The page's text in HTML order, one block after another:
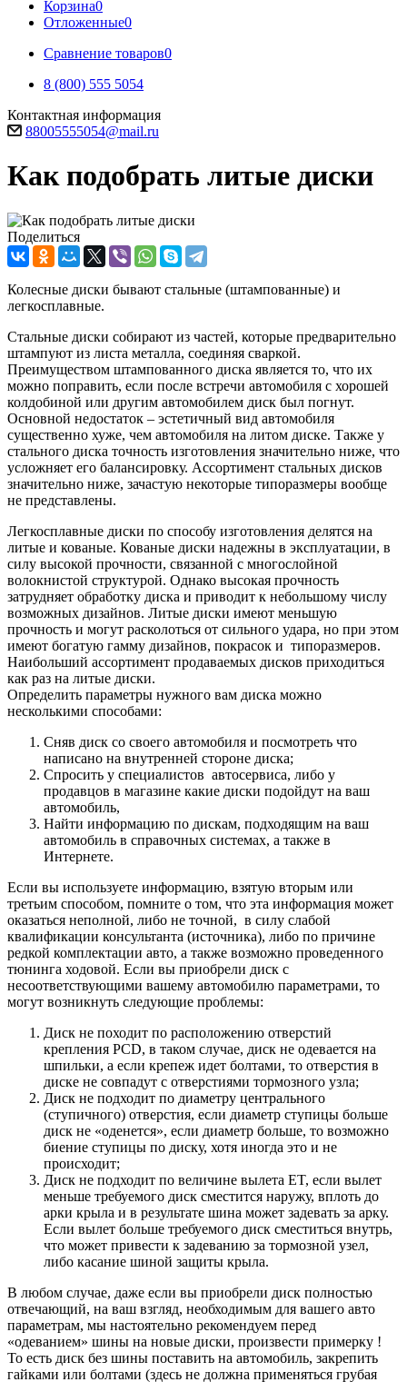
Корзина0
Отложенные0
Сравнение товаров0
8 (800) 555 5054
Контактная информация
88005555054@mail.ru
Как подобрать литые диски
Поделиться
Колесные диски бывают стальные (штампованные) и
легкосплавные.
Стальные диски собирают из частей, которые предварительно
штампуют из листа металла, соединяя сваркой.
Преимуществом штампованного диска является то, что их
можно поправить, если после встречи автомобиля с хорошей
колдобиной или другим автомобилем диск был погнут.
Основной недостаток – эстетичный вид автомобиля
существенно хуже, чем автомобиля на литом диске. Также у
стального диска точность изготовления значительно ниже, что
усложняет его балансировку. Ассортимент стальных дисков
значительно ниже, зачастую некоторые типоразмеры вообще
не представлены.
Легкосплавные диски по способу изготовления делятся на
литые и кованые. Кованые диски надежны в эксплуатации, в
силу высокой прочности, связанной с многослойной
волокнистой структурой. Однако высокая прочность
затрудняет обработку диска и приводит к небольшому числу
возможных дизайнов. Литые диски имеют меньшую
прочность и могут расколоться от сильного удара, но при этом
имеют богатую гамму дизайнов, покрасок и типоразмеров.
Наибольший ассортимент продаваемых дисков приходиться
как раз на литые диски.
Определить параметры нужного вам диска можно
несколькими способами:
Сняв диск со своего автомобиля и посмотреть что
написано на внутренней стороне диска;
Спросить у специалистов автосервиса, либо у
продавцов в магазине какие диски подойдут на ваш
автомобиль,
Найти информацию по дискам, подходящим на ваш
автомобиль в справочных системах, а также в
Интернете.
Если вы используете информацию, взятую вторым или
третьим способом, помните о том, что эта информация может
оказаться неполной, либо не точной, в силу слабой
квалификации консультанта (источника), либо по причине
редкой комплектации авто, а также возможно проведенного
тюнинга ходовой. Если вы приобрели диск с
несоответствующими вашему автомобилю параметрами, то
могут возникнуть следующие проблемы:
Диск не походит по расположению отверстий
крепления PCD, в таком случае, диск не одевается на
шпильки, а если крепеж идет болтами, то отверстия в
диске не совпадут с отверстиями тормозного узла;
Диск не подходит по диаметру центрального
(ступичного) отверстия, если диаметр ступицы больше
диск не «оденется», если диаметр больше, то возможно
биение ступицы по диску, хотя иногда это и не
происходит;
Диск не подходит по величине вылета ET, если вылет
меньше требуемого диск сместится наружу, вплоть до
арки крыла и в результате шина может задевать за арку.
Если вылет больше требуемого диск сместиться внутрь,
что может привести к задеванию за тормозной узел,
либо касание шиной защиты крыла.
В любом случае, даже если вы приобрели диск полностью
отвечающий, на ваш взгляд, необходимым для вашего авто
параметрам, мы настоятельно рекомендуем перед
«одеванием» шины на новые диски, произвести примерку !
То есть диск без шины поставить на автомобиль, закрепить
гайками или болтами (здесь не должна применяться грубая